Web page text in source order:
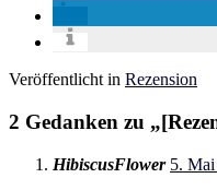
Veröffentlicht in Rezension
2 Gedanken zu „
HibiscusFlower 5.